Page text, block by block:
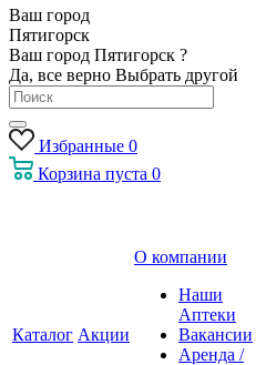
Ваш город
Пятигорск
Ваш город Пятигорск ?
Да, все верно Выбрать другой
Избранные 0
Корзина пуста 0
Каталог Акции
О компании
Наши
Аптеки
Вакансии
Аренда /